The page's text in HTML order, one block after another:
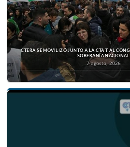
CTERA SE MOVILIZÓ JUNTO A LA CTA T AL
SOBERANÍA NACIONAL
7 agosto, 2026